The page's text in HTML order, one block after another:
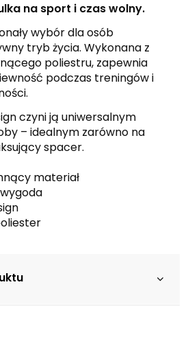
na sport i czas wolny.
wybór dla osób
tryb życia. Wykonana z
poliestru, zapewnia
podczas treningów i
czyni ją uniwersalnym
– idealnym zarówno na
spacer.
materiał